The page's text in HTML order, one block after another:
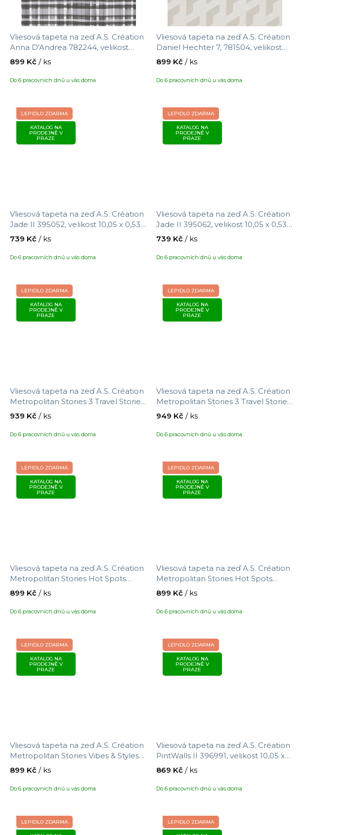
u
t
ů
Vliesová tapeta na zeď A.S. Création
Anna D'Andrea 782244, velikost
10,05 x 0,53 m
Do 6 pracovních dnů u vás doma
899 Kč / ks
Vliesová tapeta na zeď A.S. Création
Daniel Hechter 7, 781504, velikost
10,05 x 0,53 m
Do 6 pracovních dnů u vás doma
899 Kč / ks
LEPIDLO ZDARMA
KATALOG NA
PRODEJNĚ V
PRAZE
Vliesová tapeta na zeď A.S. Création
Jade II 395052, velikost 10,05 x 0,53
m
Do 6 pracovních dnů u vás doma
739 Kč / ks
LEPIDLO ZDARMA
KATALOG NA
PRODEJNĚ V
PRAZE
Vliesová tapeta na zeď A.S. Création
Jade II 395062, velikost 10,05 x 0,53
m
Do 6 pracovních dnů u vás doma
739 Kč / ks
LEPIDLO ZDARMA
KATALOG NA
PRODEJNĚ V
PRAZE
Vliesová tapeta na zeď A.S. Création
Metropolitan Stories 3 Travel Stories
391292, velikost 10,05 x 0,53 m
Do 6 pracovních dnů u vás doma
939 Kč / ks
LEPIDLO ZDARMA
KATALOG NA
PRODEJNĚ V
PRAZE
Vliesová tapeta na zeď A.S. Création
Metropolitan Stories 3 Travel Stories
391771, velikost 10,05 x 0,53 m
Do 6 pracovních dnů u vás doma
949 Kč / ks
LEPIDLO ZDARMA
KATALOG NA
PRODEJNĚ V
PRAZE
Vliesová tapeta na zeď A.S. Création
Metropolitan Stories Hot Spots
781983, velikost 10,05 x 0,53 m
Do 6 pracovních dnů u vás doma
899 Kč / ks
LEPIDLO ZDARMA
KATALOG NA
PRODEJNĚ V
PRAZE
Vliesová tapeta na zeď A.S. Création
Metropolitan Stories Hot Spots
782045, velikost 10,05 x 0,53 m
Do 6 pracovních dnů u vás doma
899 Kč / ks
LEPIDLO ZDARMA
KATALOG NA
PRODEJNĚ V
PRAZE
Vliesová tapeta na zeď A.S. Création
Metropolitan Stories Vibes & Styles
791973, velikost 10,05 x 0,53 m
Do 6 pracovních dnů u vás doma
899 Kč / ks
LEPIDLO ZDARMA
KATALOG NA
PRODEJNĚ V
PRAZE
Vliesová tapeta na zeď A.S. Création
PintWalls II 396991, velikost 10,05 x
0,53 m
Do 6 pracovních dnů u vás doma
869 Kč / ks
LEPIDLO ZDARMA LEPIDLO ZDARMA